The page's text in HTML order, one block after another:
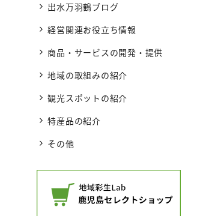
出水万羽鶴ブログ
経営関連お役立ち情報
商品・サービスの開発・提供
地域の取組みの紹介
観光スポットの紹介
特産品の紹介
その他